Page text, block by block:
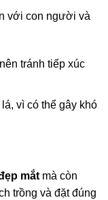
với con người và
tránh tiếp xúc
vì có thể gây khó
mắt mà còn
trồng và đặt đúng